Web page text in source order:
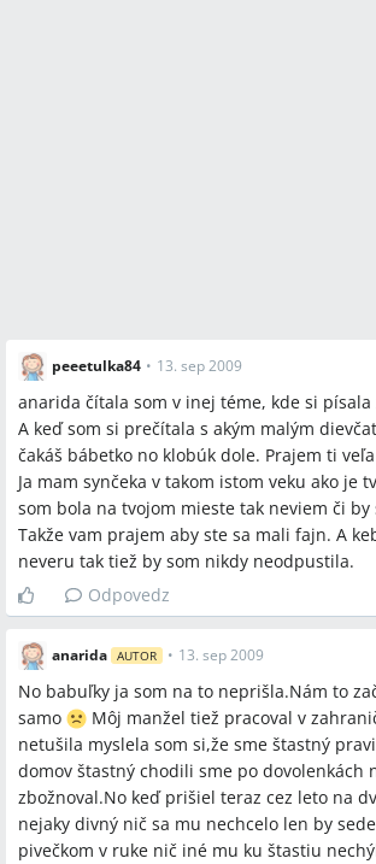
peeetulka84 • 13. sep 2009
anarida čítala som v inej téme, kde si písala
A keď som si prečítala s akým malým
čakáš bábetko no klobúk dole. Prajem ti
Ja mam synčeka v takom istom veku ako je
som bola na tvojom mieste tak neviem či by
Takže vam prajem aby ste sa mali fajn. A
neveru tak tiež by som nikdy neodpustila.
Odpovedz
anarida AUTOR • 13. sep 2009
No babuľky ja som na to neprišla.Nám to
samo
Môj manžel tiež pracoval v
netušila myslela som si,že sme štastný
domov štastný chodili sme po dovolenkách
zbožnoval.No keď prišiel teraz cez leto na
nejaky divný nič sa mu nechcelo len by
pivečkom v ruke nič iné mu ku štastiu